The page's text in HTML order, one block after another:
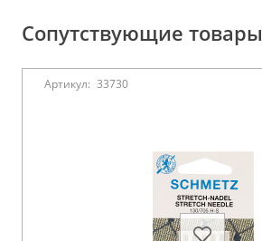
Сопутствующие товары
Артикул: 33730